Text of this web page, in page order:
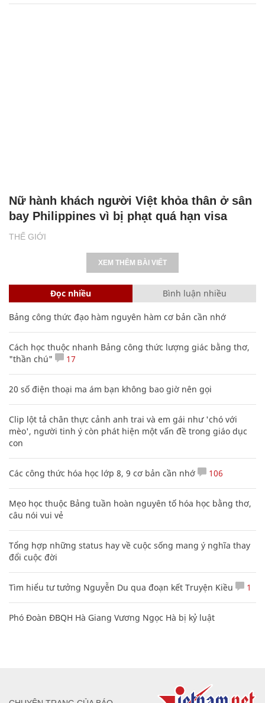
THẾ GIỚI
Nữ hành khách người Việt khỏa thân ở sân
bay Philippines vì bị phạt quá hạn visa
XEM THÊM BÀI VIẾT
Đọc nhiều Bình luận nhiều
Bảng công thức đạo hàm nguyên hàm cơ bản cần nhớ
Cách học thuộc nhanh Bảng công thức lượng giác bằng thơ,
"thần chú"
17
20 số điện thoại ma ám bạn không bao giờ nên gọi
Clip lột tả chân thực cảnh anh trai và em gái như 'chó với
mèo', người tinh ý còn phát hiện một vấn đề trong giáo dục
con
Các công thức hóa học lớp 8, 9 cơ bản cần nhớ 106
Mẹo học thuộc Bảng tuần hoàn nguyên tố hóa học bằng thơ,
câu nói vui vẻ
Tổng hợp những status hay về cuộc sống mang ý nghĩa thay
đổi cuộc đời
Tìm hiểu tư tưởng Nguyễn Du qua đoạn kết Truyện Kiều 1
Phó Đoàn ĐBQH Hà Giang Vương Ngọc Hà bị kỷ luật